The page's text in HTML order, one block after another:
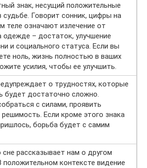
знак, несущий положительные
судьбе. Говорит сонник, цифры на
теле означают излечение от
одежде – достаток, улучшение
и социального статуса. Если вы
ноль, жизнь полностью в ваших
усилия, чтобы ее улучшить.
о трудностях, которые
будет достаточно сложно.
с силами, проявить
решимость. Если кроме этого знака
борьба будет с самим
рассказывает нам о другом
положительном контексте видение